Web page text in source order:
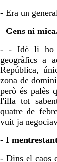
- Era un
- Gens ni mica.
- - Idò li ho
geogràfics a
República,
zona de
però és palès
l'illa tot
quatre de
vuit ja
- I
- Dins el caos